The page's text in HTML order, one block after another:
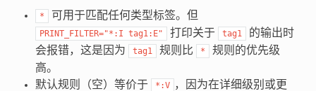
* 可用于匹配任何类型标签。但
PRINT_FILTER="*:I tag1:E" 打印关于 tag1
的输出时
会报错，这是因为
tag1 规则比 *
规则的优先级
高。
默认规则（空）等价于
*:V ，因为在详细级别或更